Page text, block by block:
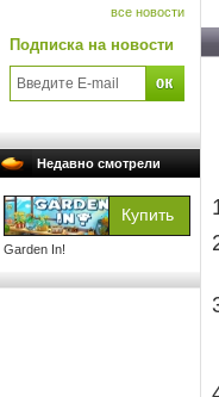
все новости
Подписка на новости
Недавно смотрели
Garden In!